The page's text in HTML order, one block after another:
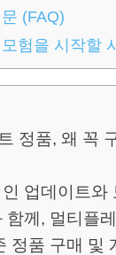
(FAQ)
험을 시작할
정품, 왜 꼭
업데이트와
함께, 멀티플
정품 구매 및